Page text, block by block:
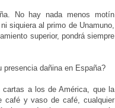
No hay nada menos motín
siquiera al primo de Unamuno,
superior, pondrá siempre
dañina en España?
a los de América, que la
café y vaso de café, cualquier